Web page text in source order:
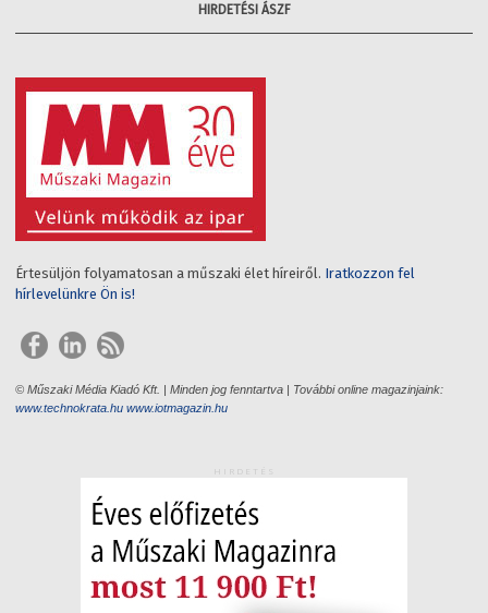
HIRDETÉSI ÁSZF
Értesüljön folyamatosan a műszaki élet híreiről. Iratkozzon fel
hírlevelünkre Ön is!
© Műszaki Média Kiadó Kft. | Minden jog fenntartva | További online magazinjaink:
www.technokrata.hu www.iotmagazin.hu
HIRDETÉS